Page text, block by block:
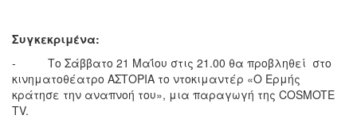
Συγκεκριμένα:
- Το Σάββατο 21 Μαΐου στις 21.00 θα προβληθεί στο
κινηματοθέατρο ΑΣΤΟΡΙΑ το ντοκιμαντέρ «Ο Ερμής
κράτησε την αναπνοή του», μια παραγωγή της COSMOTE
TV.